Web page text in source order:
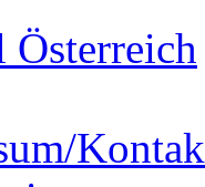
Österreich